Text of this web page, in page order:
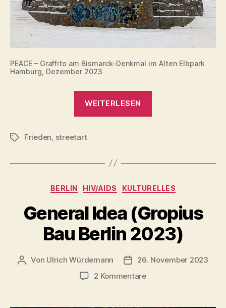
PEACE – Graffito am Bismarck-Denkmal im Alten Elbpark
Hamburg, Dezember 2023
WEITERLESEN
Schlagwörter
Frieden streetart
Kategorien
BERLIN HIV/AIDS KULTURELLES
General Idea (Gropius
Bau Berlin 2023)
Beitragsautor
Von Ulrich Würdemann Beitragsdatum
26. November 2023
2 Kommentarezu